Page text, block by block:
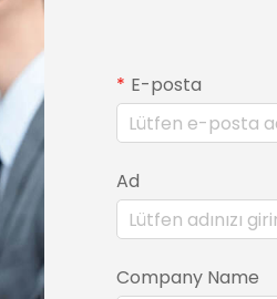
E-posta
Ad
Company Name